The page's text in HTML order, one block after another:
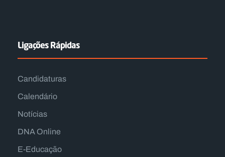
Ligações Rápidas
Candidaturas
Calendário
Notícias
DNA Online
E-Educação